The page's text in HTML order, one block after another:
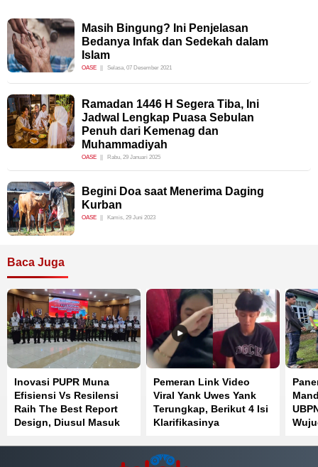
Masih Bingung? Ini Penjelasan
Bedanya Infak dan Sedekah dalam
Islam
OASE Selasa, 07 Desember 2021
Ramadan 1446 H Segera Tiba, Ini
Jadwal Lengkap Puasa Sebulan
Penuh dari Kemenag dan
Muhammadiyah
OASE Rabu, 29 Januari 2025
Begini Doa saat Menerima Daging
Kurban
OASE Kamis, 29 Juni 2023
Baca Juga
Inovasi PUPR Muna
Efisiensi Vs Resilensi
Raih The Best Report
Design, Diusul Masuk
Pemeran Link Video
Viral Yank Uwes Yank
Terungkap, Berikut 4 Isi
Klarifikasinya